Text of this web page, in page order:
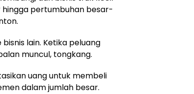
pertumbuhan besar-
lain. Ketika peluang
muncul, tongkang.
uang untuk membeli
dalam jumlah besar.